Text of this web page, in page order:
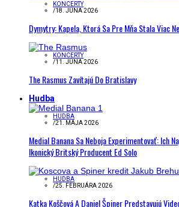
KONCERTY
/18. JÚNA 2026
Dymytry: Kapela, Ktorá Sa Pre Mňa Stala Viac
KONCERTY
/11. JÚNA 2026
The Rasmus Zavítajú Do Bratislavy
Hudba
HUDBA
/21. MÁJA 2026
Medial Banana Sa Neboja Experimentovať: Ich
Ikonický Britský Producent Ed Solo
HUDBA
/25. FEBRUÁRA 2026
Katka Koščová A Daniel Špiner Predstavujú